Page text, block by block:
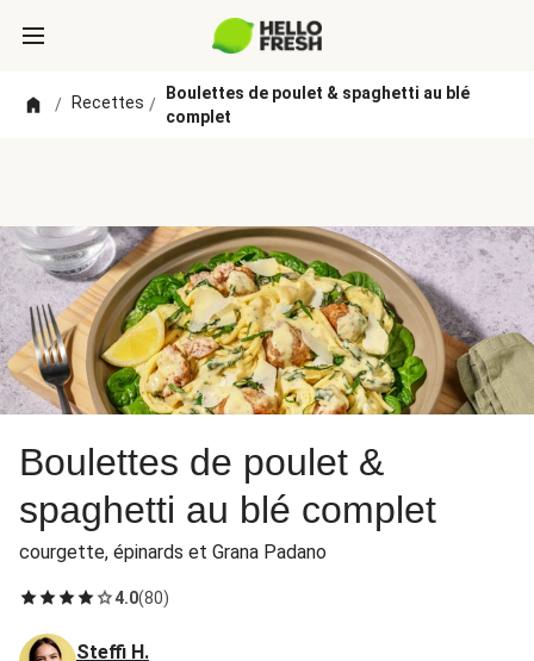
/ Recettes /
Boulettes de poulet & spaghetti au blé
complet
Boulettes de poulet &
spaghetti au blé complet
courgette, épinards et Grana Padano
4.0(80)
Steffi H.